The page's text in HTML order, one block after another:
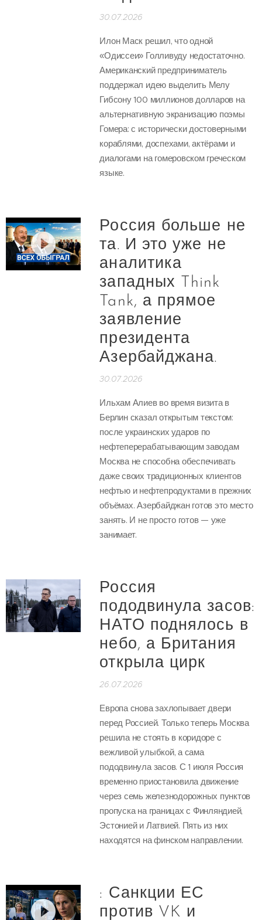
30.07.2026
Илон Маск решил, что одной
«Одиссеи» Голливуду недостаточно.
Американский предприниматель
поддержал идею выделить Мелу
Гибсону 100 миллионов долларов на
альтернативную экранизацию поэмы
Гомера: с исторически достоверными
кораблями, доспехами, актёрами и
диалогами на гомеровском греческом
языке.
Россия больше не
та. И это уже не
аналитика
западных Think
Tank, а прямое
заявление
президента
Азербайджана.
30.07.2026
Ильхам Алиев во время визита в
Берлин сказал открытым текстом:
после украинских ударов по
нефтеперерабатывающим заводам
Москва не способна обеспечивать
даже своих традиционных клиентов
нефтью и нефтепродуктами в прежних
объёмах. Азербайджан готов это место
занять. И не просто готов — уже
занимает.
Россия
пододвинула засов:
НАТО поднялось в
небо, а Британия
открыла цирк
26.07.2026
Европа снова захлопывает двери
перед Россией. Только теперь Москва
решила не стоять в коридоре с
вежливой улыбкой, а сама
пододвинула засов. С 1 июля Россия
временно приостановила движение
через семь железнодорожных пунктов
пропуска на границах с Финляндией,
Эстонией и Латвией. Пять из них
находятся на финском направлении.
: Санкции ЕС
против VK и